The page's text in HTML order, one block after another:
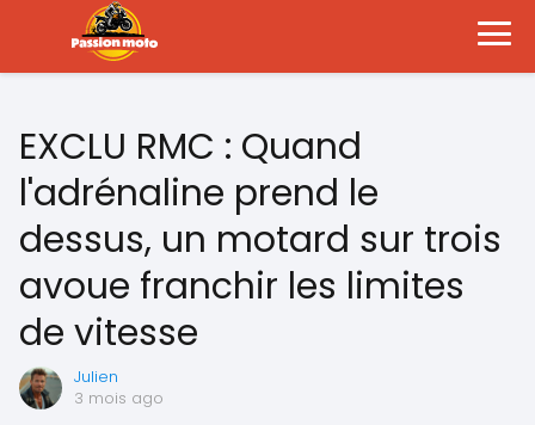
EXCLU RMC : Quand
l'adrénaline prend le
dessus, un motard sur trois
avoue franchir les limites
de vitesse
Julien
3 mois ago